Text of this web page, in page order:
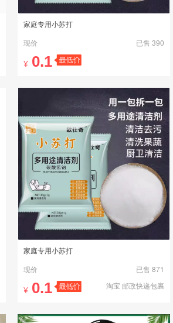
家庭专用小苏打
现价
已售 390
¥ 0.1
家庭专用小苏打
现价
已售 871
¥ 0.1 淘宝 邮政快递包裹